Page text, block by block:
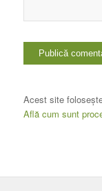
Acest site
Află cum sunt